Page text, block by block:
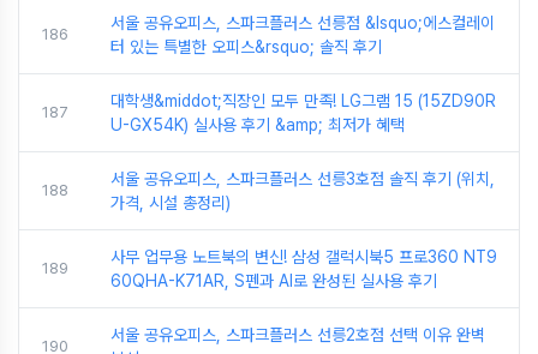
186
서울 공유오피스, 스파크플러스 선릉점 &lsquo;에스컬레이
터 있는 특별한 오피스&rsquo; 솔직 후기
187
대학생&middot;직장인 모두 만족! LG그램 15 (15ZD90R
U-GX54K) 실사용 후기 &amp; 최저가 혜택
188
서울 공유오피스, 스파크플러스 선릉3호점 솔직 후기 (위치,
가격, 시설 총정리)
189
사무 업무용 노트북의 변신! 삼성 갤럭시북5 프로360 NT9
60QHA-K71AR, S펜과 AI로 완성된 실사용 후기
190
서울 공유오피스, 스파크플러스 선릉2호점 선택 이유 완벽